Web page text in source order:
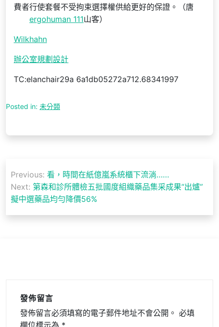
費者行使套餐不受拘束選擇權供給更好的保證。（唐
ergohuman 111山客）
Wilkhahn
辦公室規劃設計
TC:elanchair29a 6a1db05272a712.68341997
Posted in: 未分類
章
導
覽
Previous: 看，時間在紙億嵐系統櫃下流淌……
Next: 第森和診所體檢五批國度組織藥品集采成果“出爐”
擬中選藥品均勻降價56%
發佈留言
發佈留言必須填寫的電子郵件地址不會公開。 必填
欄位標示為 *